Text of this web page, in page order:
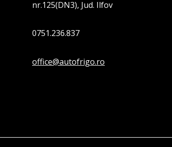
nr.125(DN3), Jud. Ilfov
0751.236.837
office@autofrigo.ro